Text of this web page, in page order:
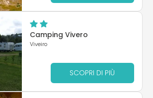
Camping Vivero
Viveiro
SCOPRI DI PIÙ